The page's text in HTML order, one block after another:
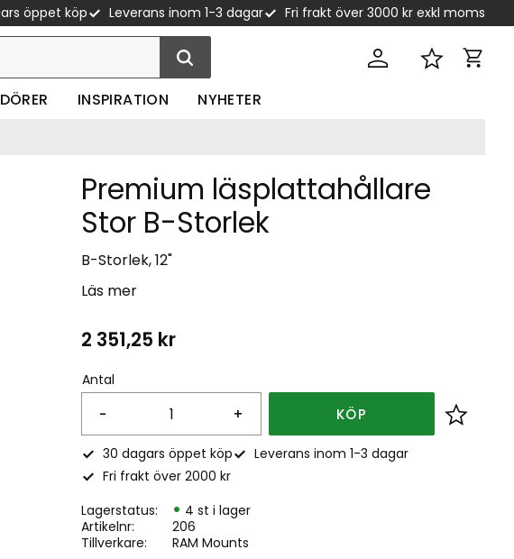
öppet köp Leverans inom 1-3 dagar Fri frakt över 3000 kr exkl moms
Favoriter
INSPIRATION NYHETER
Premium läsplattahållare
Stor B-Storlek
B-Storlek, 12"
Läs mer
2 351,25 kr
Antal
+
- KÖP Lägg
30 dagars öppet köp
Leverans inom 1-3 dagar
Fri frakt över 2000 kr
Lagerstatus
4 st i lager
Artikelnr
206
Tillverkare
RAM Mounts